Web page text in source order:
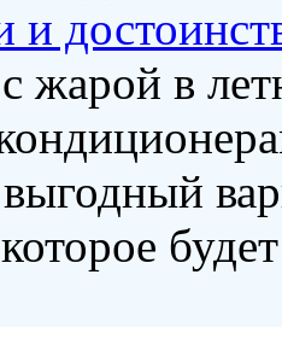
и
жарой в